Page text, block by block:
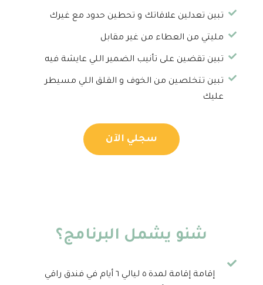
تبين تعدلين علاقاتك و تحطين حدود مع غيرك
مليتي من العطاء من غير مقابل
تبين تقضين على تأنيب الضمير اللي عايشة فيه
تبين تتخلصين من الخوف و القلق اللي مسيطر
عليك
سجلي ‏الآن
شنو يشمل البرنامج؟
إقامة إقامة لمدة ٥ ليالي ٦ أيام في فندق راقي